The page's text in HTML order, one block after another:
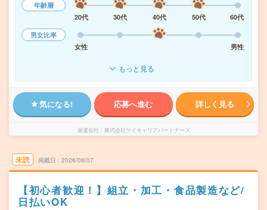
年齢層
20代
30代 40代 50代
60代
男女比率
女性
男性
もっと見る
気になる! 応募へ進む 詳しく見る
派遣会社 株式会社ケイキャリアパートナーズ
未読 掲載日 2026/08/07
【初心者歓迎！】組立・加工・食品製造など/
日払いOK